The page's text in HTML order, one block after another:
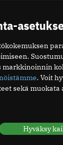
markkinoinnin
. Voit
sekä muokata
Hyväksy